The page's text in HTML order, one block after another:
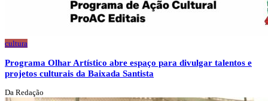
cultura
Programa Olhar Artístico abre espaço para divulgar talentos e
projetos culturais da Baixada Santista
Da Redação